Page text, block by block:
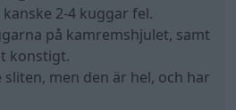
2-4 kuggar fel.
på kamremshjulet, samt
konstigt.
sliten, men den är hel, och har